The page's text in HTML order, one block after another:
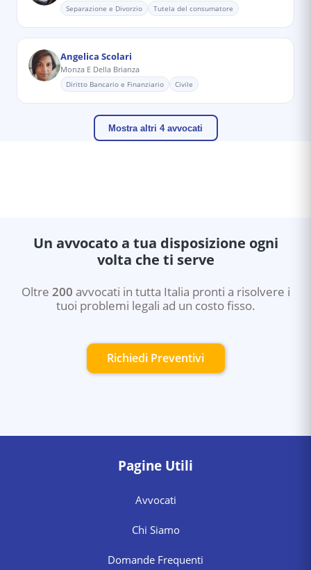
Separazione e Divorzio Tutela del consumatore
Angelica Scolari
Monza E Della Brianza
Diritto Bancario e Finanziario Civile
Mostra altri 4 avvocati
Un avvocato a tua disposizione ogni
volta che ti serve
Oltre 200 avvocati in tutta Italia pronti a risolvere i
tuoi problemi legali ad un costo fisso.
Richiedi Preventivi
Pagine Utili
Avvocati
Chi Siamo
Domande Frequenti